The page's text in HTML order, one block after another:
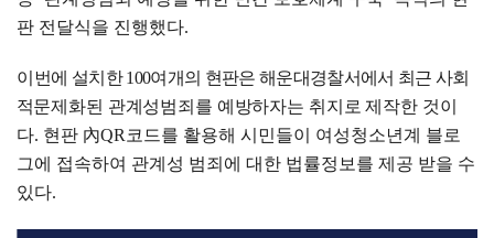
판 전달식을 진행했다.
이 번에 설치한100여개의 현판은 해운대경찰서에서 최근 사회
적문제화된 관계성범죄를 예방하자는 취지로 제작한 것이
다. 현판 內QR 코드를 활용해 시민들이 여성청소년계 블로
그에 접속하여 관계성 범죄에 대한 법률정보를 제공 받을 수
있다.